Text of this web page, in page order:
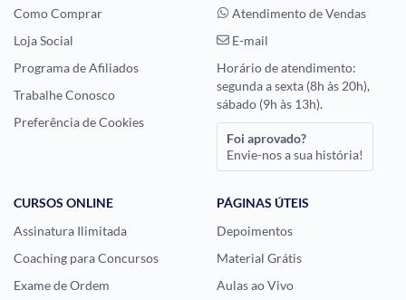
Como Comprar
Loja Social
Programa de Afiliados
Trabalhe Conosco
Preferência de Cookies
Atendimento de Vendas
E-mail
Horário de atendimento:
segunda a sexta (8h às 20h),
sábado (9h às 13h).
Foi aprovado?
Envie-nos a sua história!
CURSOS ONLINE
Assinatura Ilimitada
Coaching para Concursos
Exame de Ordem
PÁGINAS ÚTEIS
Depoimentos
Material Grátis
Aulas ao Vivo